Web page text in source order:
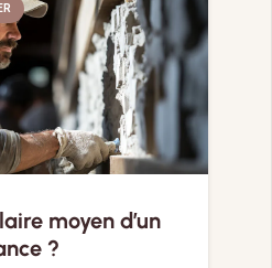
moyen d’un
?